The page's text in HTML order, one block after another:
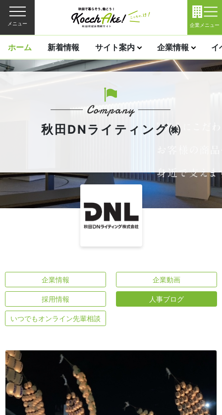
メニュー 企業メニュー
ホーム 新着情報 サイト案内 企業情報 イ
秋田DNライティング㈱
企業情報 企業動画
採用情報 人事ブログ
いつでもオンライン先輩相談